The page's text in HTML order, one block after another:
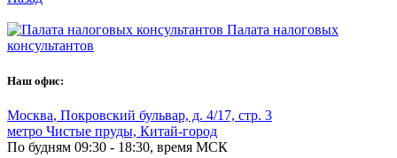
Палата налоговых
консультантов
Наш офис:
Москва, Покровский бульвар, д. 4/17, стр. 3
метро Чистые пруды, Китай-город
По будням 09:30 - 18:30, время МСК